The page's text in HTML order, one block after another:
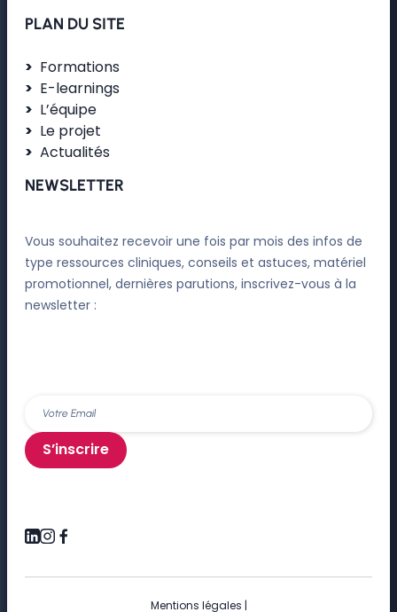
PLAN DU SITE
Formations
E-learnings
L’équipe
Le projet
Actualités
NEWSLETTER
Vous souhaitez recevoir une fois par mois des infos de
type ressources cliniques, conseils et astuces, matériel
promotionnel, dernières parutions, inscrivez-vous à la
newsletter :
S’inscrire
Mentions légales |